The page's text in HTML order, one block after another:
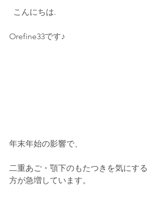
こんにちは.
Orefine33です♪
年末年始の影響で、
二重あご・顎下のもたつきを気にする
方が急増しています。